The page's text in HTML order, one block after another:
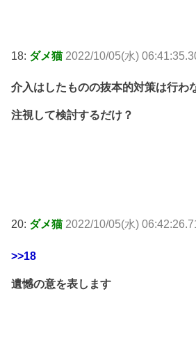
18: ダメ猫 2022/10/05(水)
介入はしたものの抜本的対策は行わ
注視して検討するだけ？
20: ダメ猫 2022/10/05(水)
>>18
遺憾の意を表します